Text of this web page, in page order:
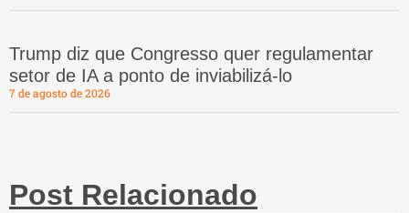
Trump diz que Congresso quer regulamentar
setor de IA a ponto de inviabilizá-lo
7 de agosto de 2026
Post Relacionado